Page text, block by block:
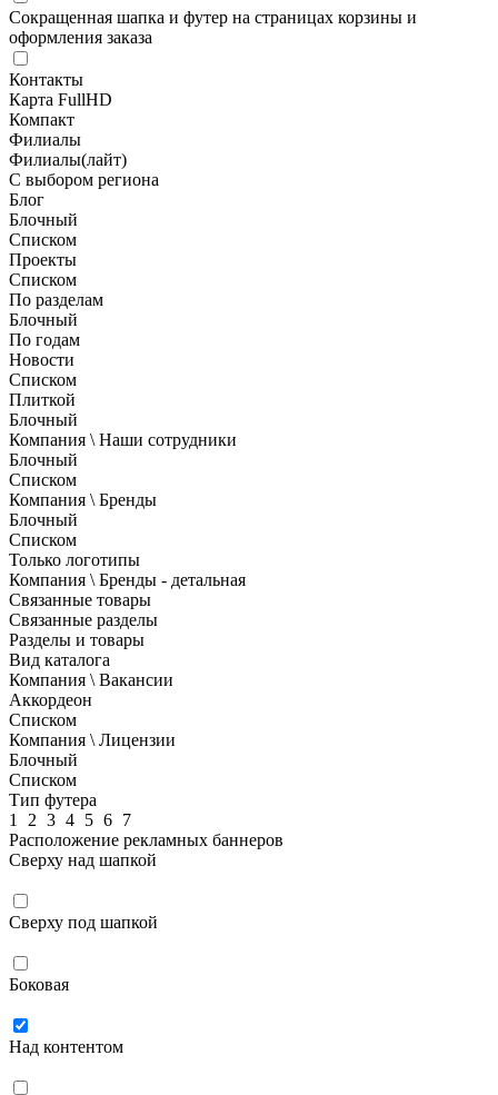
Сокращенная шапка и футер на страницах корзины и
оформления заказа
Контакты
Карта FullHD
Компакт
Филиалы
Филиалы(лайт)
С выбором региона
Блог
Блочный
Списком
Проекты
Списком
По разделам
Блочный
По годам
Новости
Списком
Плиткой
Блочный
Компания \ Наши сотрудники
Блочный
Списком
Компания \ Бренды
Блочный
Списком
Только логотипы
Компания \ Бренды - детальная
Связанные товары
Связанные разделы
Разделы и товары
Вид каталога
Компания \ Вакансии
Аккордеон
Списком
Компания \ Лицензии
Блочный
Списком
Тип футера
1
2 3 4 5 6 7
Расположение рекламных баннеров
Сверху над шапкой
Сверху под шапкой
Боковая
Над контентом